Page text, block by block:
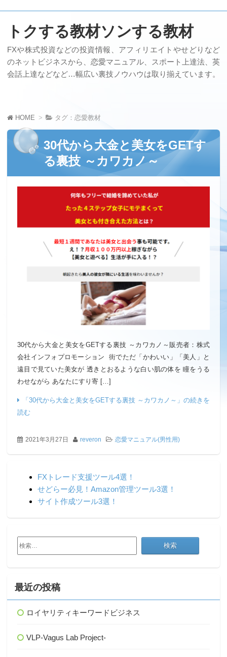
トクする教材ソンする教材
FXや株式投資などの投資情報、アフィリエイトやせどりなど
のネットビジネスから、恋愛マニュアル、スポート上達法、英
会話上達などなど…幅広い裏技ノウハウは取り揃えています。
HOME タグ：恋愛教材
30代から大金と美女をGETす
る裏技 ～カワカノ～
30代から大金と美女をGETする裏技 ～カワカノ～販売者：株式
会社インフォプロモーション 街でただ「かわいい」「美人」と
遠目で見ていた美女が 透きとおるような白い肌の体を 瞳をうる
わせながら あなたにすり寄 […]
「30代から大金と美女をGETする裏技 ～カワカノ～」の続きを
読む
2021年3月27日 reveron 恋愛マニュアル(男性用)
FXトレード支援ツール4選！
せどらー必見！Amazon管理ツール3選！
サイト作成ツール3選！
検
索:
最近の投稿
ロイヤリティキーワードビジネス
VLP-Vagus Lab Project-